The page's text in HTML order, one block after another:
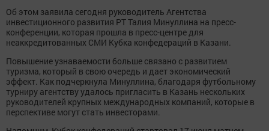
Об этом заявила сегодня руководитель Агентства
инвестиционного развития РТ Талия Минуллина на пресс-
конференции, которая прошла в пресс-центре для
неаккредитованных СМИ Кубка конфедераций в Казани.
Повышение узнаваемости больше связано с развитием
туризма, который в свою очередь и дает экономический
эффект. Как подчеркнула Минуллина, благодаря футбольному
турниру агентству удалось пригласить в Казань нескольких
руководителей крупных международных компаний, которые в
перспективе могут стать инвесторами.